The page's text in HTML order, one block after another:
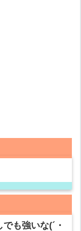
も強いな(´・